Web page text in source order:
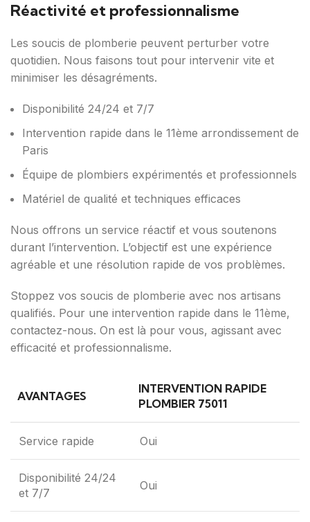
Réactivité et professionnalisme
Les soucis de plomberie peuvent perturber votre
quotidien. Nous faisons tout pour intervenir vite et
minimiser les désagréments.
Disponibilité 24/24 et 7/7
Intervention rapide dans le 11ème arrondissement de
Paris
Équipe de plombiers expérimentés et professionnels
Matériel de qualité et techniques efficaces
Nous offrons un service réactif et vous soutenons
durant l’intervention. L’objectif est une expérience
agréable et une résolution rapide de vos problèmes.
Stoppez vos soucis de plomberie avec nos artisans
qualifiés. Pour une intervention rapide dans le 11ème,
contactez-nous. On est là pour vous, agissant avec
efficacité et professionnalisme.
AVANTAGES
INTERVENTION RAPIDE
PLOMBIER 75011
Service rapide Oui
Disponibilité 24/24
et 7/7
Oui